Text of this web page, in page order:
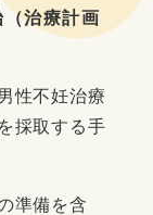
治療計画
性不妊治療
採取する手
準備を含